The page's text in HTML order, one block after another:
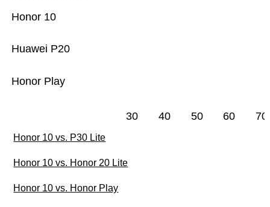
Honor Play
Huawei P20
Honor 10
30 40 50 60 70
Honor 10 vs. P30 Lite
Honor 10 vs. Honor 20 Lite
Honor 10 vs. Honor Play